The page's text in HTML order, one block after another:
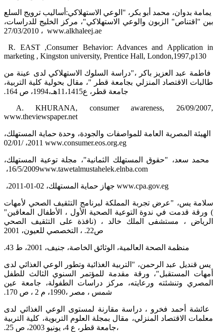
‏ يمامة بدوان، محمد أبو بكر، "الوعي الاستهلاكي:أساليب ترويج السلع
بين "اقتناص" الزبون والوعي الاستهلاكي"، مركز الخليج ‏للدراسات،
‏ ‏R‏.‏‎ EAST ‎‏,‏Consumer Behavior: Advances and Application in
marketing , Kingston university, ‎Prentice Hall, London,1997,p130‎
‏ فاطمة عبد العزيز باكر ،"دراسة السلوك الاستهلاكي لدى عينة من
طالبات الاقتصاد المنزلي بجامعة قطر "، مقال بحولية كلية ‏التربية،
جامعة قطر، ع11،1415هـ،1994، ص 164.‏
www.theviewspaper.net‎
‏ الهيئة المصرية العامة للمواصفات والجودة، وحدة حماية المستهلك،
02‏‎/‎‏01‏‎/‎‏2011، ‏‎ www.consumer.eos.org.eg
‏ محمد سعد، "حقوق المستهلك الثمانية"، مجلة توعية المستهلك،
16/5/2009، ‏www.tawetalmustahelek.elnba.com
‏ جهاز حماية المستهلك، 02-01-2011، ‏www.cpa.gov.eg
سلامة يس، "عرض تجربة المملكة لبرنامج التثقيف الصحي لأمهات
الأطفال المعاقين"‏‎ ‎، ورقة قدمت في ندوة التوعية الصحية الأول (‏‎
التخصصي للعيون، 2001‏‎ ‎،‎ ‎ص22.‏
‏ منظمة الصحة العالمية، الوثائق الخاصة، جنيف، 2001، ط 43.‏
‏ يس قنديل عبد الرحمن، "التربية الغذائية وتطور الوعي الغذائي لدى
أمهات المستقبل"، ورقة مقدمة للمؤتمر السنوي الثالث للطفل
‏المصري وتنشئته ورعايته، مركز دراسات الطفولة، جامعة عين
شمس ، مصر ،1990، م 2 ، ص 170.‏
‏ عائشة أحمد فخرو ، دراسة مقارنة لمستوى الوعي الغذائي لدى
معلمات الاقتصاد المنزلي، مقال بمجلة العلوم التربوية، كلية التربية
‏،جامعة قطر، ع 4، يونيو 2003، ص 25.‏